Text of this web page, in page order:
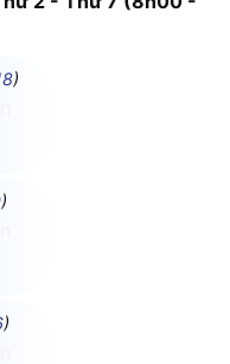
)
)
)